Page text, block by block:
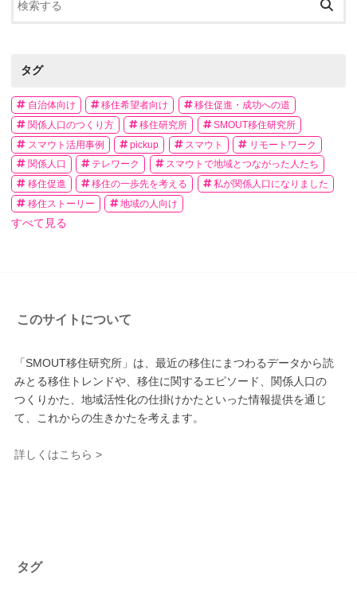
タグ
自治体向け 移住希望者向け
移住促進・成功への道
関係人口のつくり方
移住研究所
SMOUT移住研究所
スマウト活用事例
pickup スマウト
リモートワーク
関係人口
テレワーク
スマウトで地域とつながった人たち
移住促進
移住の一歩先を考える
私が関係人口になりました
移住ストーリー
地域の人向け
すべて見る
このサイトについて
「SMOUT移住研究所」は、最近の移住にまつわるデータから読
みとる移住トレンドや、移住に関するエピソード、関係人口の
つくりかた、地域活性化の仕掛けかたといった情報提供を通じ
て、これからの生きかたを考えます。
詳しくはこちら >
タグ